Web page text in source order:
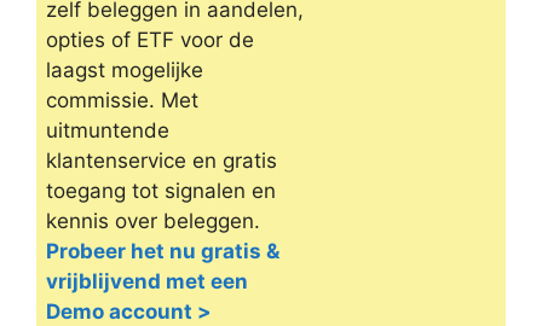
zelf beleggen in aandelen,
opties of ETF voor de
laagst mogelijke
commissie. Met
uitmuntende
klantenservice en gratis
toegang tot signalen en
kennis over beleggen.
Probeer het nu gratis &
vrijblijvend met een
Demo account >